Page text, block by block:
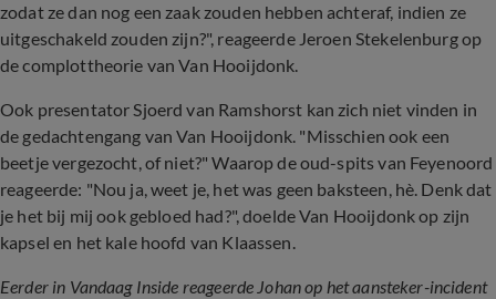
zodat ze dan nog een zaak zouden hebben achteraf, indien ze
uitgeschakeld zouden zijn?", reageerde Jeroen Stekelenburg op
de complottheorie van Van Hooijdonk.
Ook presentator Sjoerd van Ramshorst kan zich niet vinden in
de gedachtengang van Van Hooijdonk. "Misschien ook een
beetje vergezocht, of niet?" Waarop de oud-spits van Feyenoord
reageerde: "Nou ja, weet je, het was geen baksteen, hè. Denk dat
je het bij mij ook gebloed had?", doelde Van Hooijdonk op zijn
kapsel en het kale hoofd van Klaassen.
Eerder in Vandaag Inside reageerde Johan op het aansteker-incident